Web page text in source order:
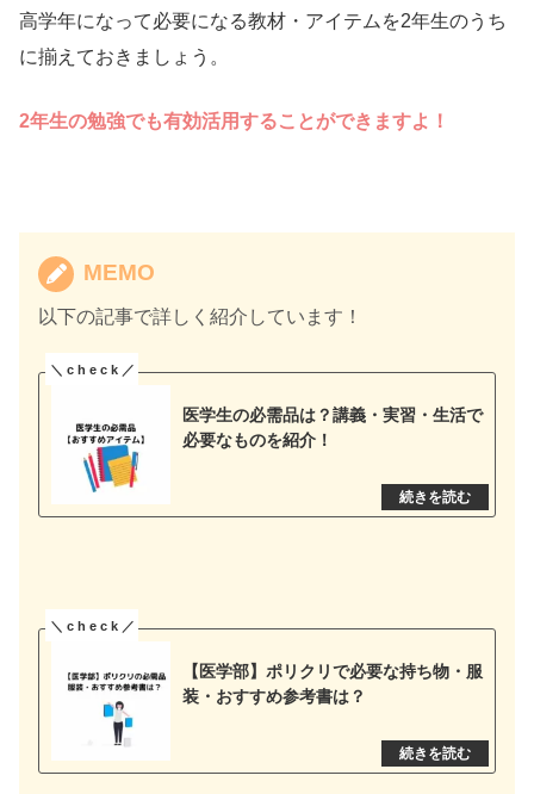
高学年になって必要になる教材・アイテムを2年生のうち
に揃えておきましょう。
2年生の勉強でも有効活用することができますよ！
MEMO
以下の記事で詳しく紹介しています！
医学生の必需品は？講義・実習・生活で
必要なものを紹介！
【医学部】ポリクリで必要な持ち物・服
装・おすすめ参考書は？